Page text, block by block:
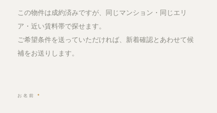
この物件は成約済みですが、同じマンション・同じエリ
ア・近い賃料帯で探せます。
ご希望条件を送っていただければ、新着確認とあわせて候
補をお送りします。
お名前*